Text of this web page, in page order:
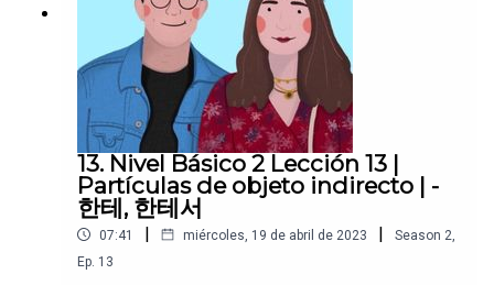
13. Nivel Básico 2 Lección 13 |
Partículas de objeto indirecto | -
한테, 한테서
07:41 | miércoles, 19 de abril de 2023 | Season 2,
Ep. 13